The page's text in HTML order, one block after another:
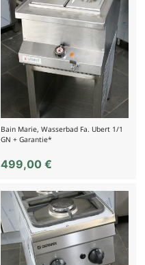
Bain Marie, Wasserbad Fa. Ubert 1/1
GN + Garantie*
499,00€